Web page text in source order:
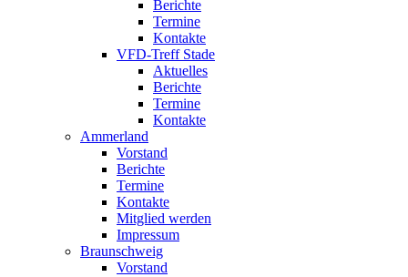
Berichte
Termine
Kontakte
VFD-Treff Stade
Aktuelles
Berichte
Termine
Kontakte
Ammerland
Vorstand
Berichte
Termine
Kontakte
Mitglied werden
Impressum
Braunschweig
Vorstand